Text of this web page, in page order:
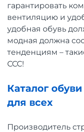
гарантировать
вентиляцию и
удобная обувь
модная должна
тенденциям –
CCC!
Каталог
для всех
Производитель